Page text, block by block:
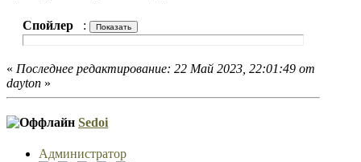
Спойлер :
« Последнее редактирование: 22 Май 2023, 22:01:49 от
dayton »
Sedoi
Администратор